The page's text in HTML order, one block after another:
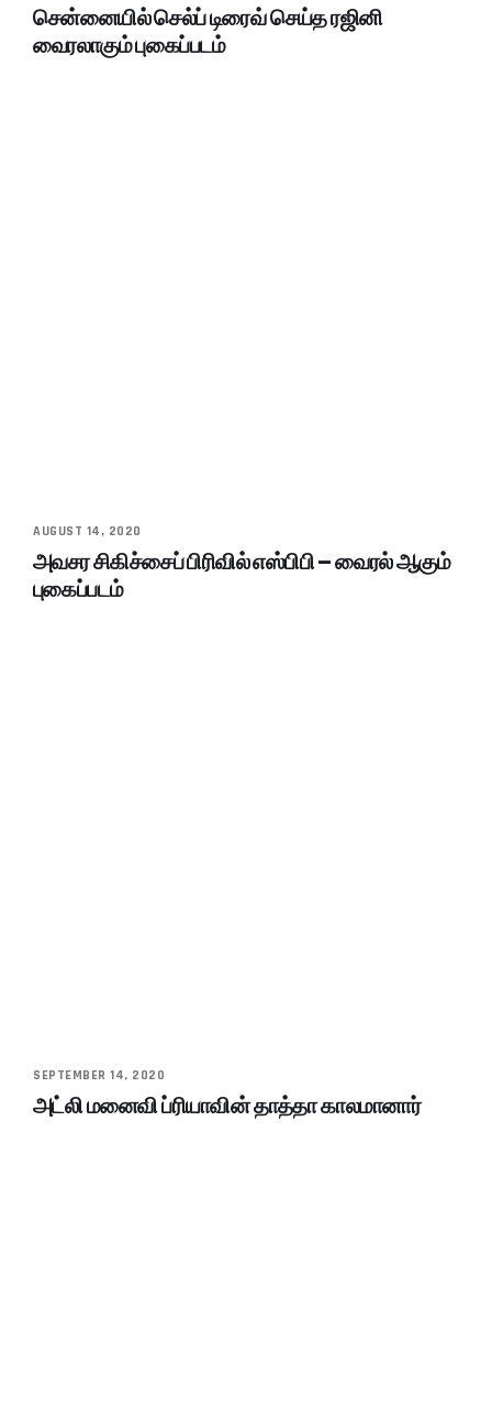
சென்னையில் செல்ப் டிரைவ் செய்த ரஜினி
வைரலாகும் புகைப்படம்
AUGUST 14, 2020
அவசர சிகிச்சைப் பிரிவில் எஸ்பிபி – வைரல் ஆகும்
புகைப்படம்
SEPTEMBER 14, 2020
அட்லி மனைவி ப்ரியாவின் தாத்தா காலமானார்